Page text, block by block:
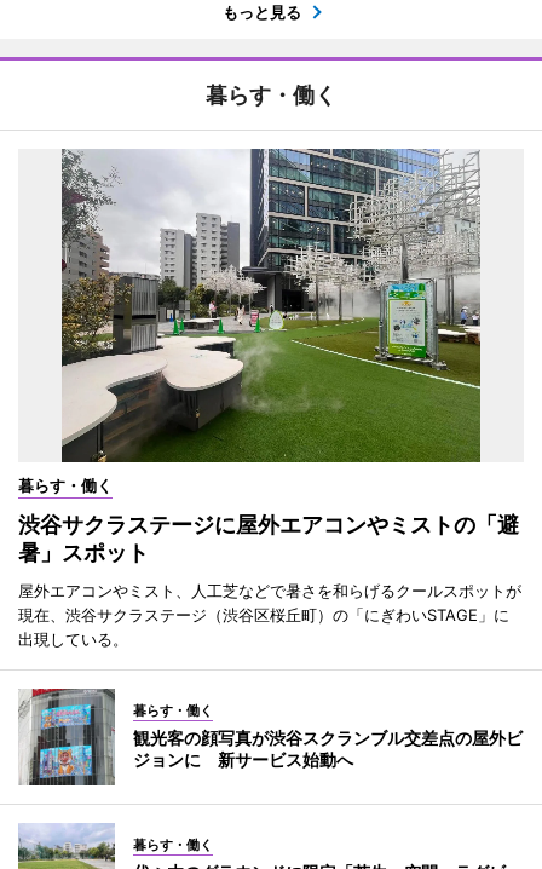
もっと見る
暮らす・働く
暮らす・働く
渋谷サクラステージに屋外エアコンやミストの「避
暑」スポット
屋外エアコンやミスト、人工芝などで暑さを和らげるクールスポットが
現在、渋谷サクラステージ（渋谷区桜丘町）の「にぎわいSTAGE」に
出現している。
暮らす・働く
観光客の顔写真が渋谷スクランブル交差点の屋外ビ
ジョンに 新サービス始動へ
暮らす・働く